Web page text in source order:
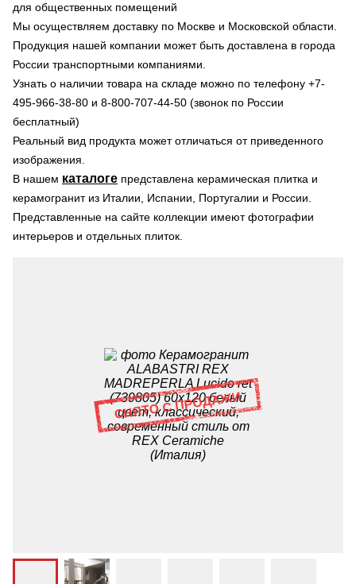
для общественных помещений
Мы осуществляем доставку по Москве и Московской области.
Продукция нашей компании может быть доставлена в города
России транспортными компаниями.
Узнать о наличии товара на складе можно по телефону +7-
495-966-38-80 и 8-800-707-44-50 (звонок по России
бесплатный)
Реальный вид продукта может отличаться от приведенного
изображения.
В нашем каталоге представлена керамическая плитка и
керамогранит из Италии, Испании, Португалии и России.
Представленные на сайте коллекции имеют фотографии
интерьеров и отдельных плиток.